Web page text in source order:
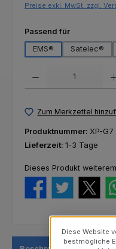
Preise exkl. MwSt. zzgl.
Passend fürauswählen
EMS®
Satelec®
Zum Merkzettel
Produktnummer: XP-G7
Lieferzeit: 1-3 Tage
Dieses Produkt
Diese Website
bestmögliche